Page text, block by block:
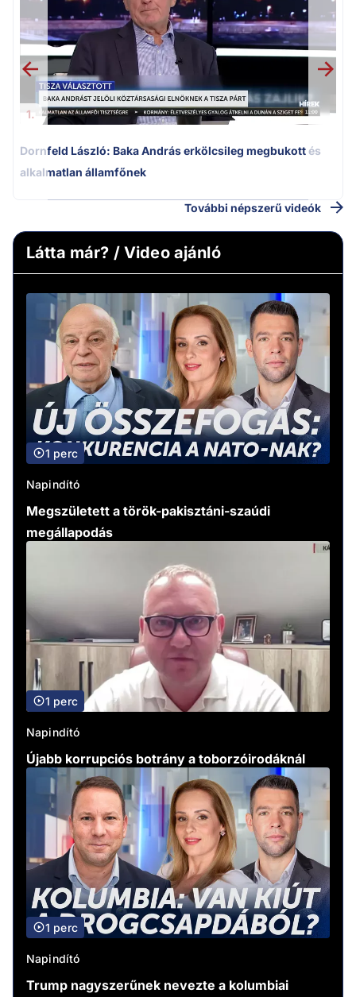
1.
Dornfeld László: Baka András erkölcsileg megbukott és
alkalmatlan államfőnek
További népszerű videók
Látta már? / Video ajánló
1 perc
Napindító
Megszületett a török-pakisztáni-szaúdi
megállapodás
1 perc
Napindító
Újabb korrupciós botrány a toborzóirodáknál
1 perc
Napindító
Trump nagyszerűnek nevezte a kolumbiai